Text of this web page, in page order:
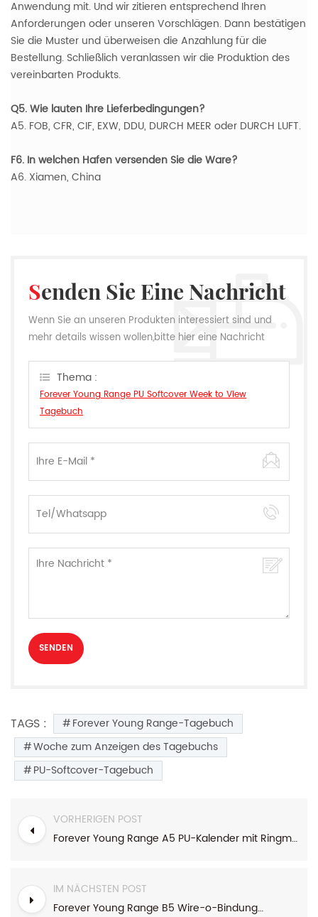
Anwendung mit. Und wir zitieren entsprechend Ihren
Anforderungen oder unseren Vorschlägen. Dann bestätigen
Sie die Muster und überweisen die Anzahlung für die
Bestellung. Schließlich veranlassen wir die Produktion des
vereinbarten Produkts.
Q5. Wie lauten Ihre Lieferbedingungen?
A5. FOB, CFR, CIF, EXW, DDU, DURCH MEER oder DURCH LUFT.
F6. In welchen Hafen versenden Sie die Ware?
A6. Xiamen, China
Senden Sie Eine Nachricht
Wenn Sie an unseren Produkten interessiert sind und
mehr details wissen wollen,bitte hier eine Nachricht
können.Thema :
Forever Young Range PU Softcover Week to View
Tagebuch
TAGS :
Forever Young Range-Tagebuch
Woche zum Anzeigen des Tagebuchs
PU-Softcover-Tagebuch
VORHERIGEN POST
Forever Young Range A5 PU-Kalender mit Ringmechanikbindung
IM NÄCHSTEN POST
Forever Young Range B5 Wire-o-Bindung Hardcover-Wochenplaner